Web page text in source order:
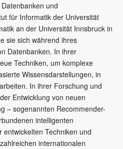
und
für Informatik der Universität
an der Universität Innsbruck in
sie sich während ihres
Datenbanken. In ihrer
Techniken, um komplexe
Wissensdarstellungen, in
In ihrer Forschung und
Entwicklung von neuen
– sogenannten Recommender-
intelligenten
Techniken und
internationalen